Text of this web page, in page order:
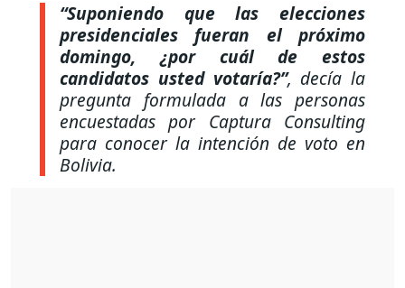
“Suponiendo que las elecciones
presidenciales fueran el próximo
domingo, ¿por cuál de estos
candidatos usted votaría?”, decía la
pregunta formulada a las personas
encuestadas por Captura Consulting
para conocer la intención de voto en
Bolivia.